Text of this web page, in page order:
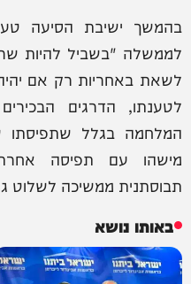
בהמשך ישיבת הסיעה
לשאת באחריות רק אם
לטענתו, הדרגים
המלחמה בגלל שתפיסתו
מישהו עם תפיסה
תבוסתנית ממשיכה לשלוט
באותו נושא